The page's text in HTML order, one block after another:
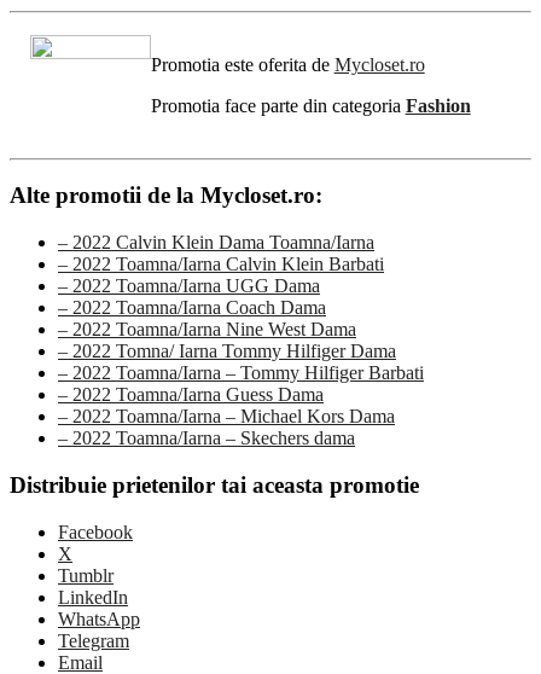
Promotia este oferita de Mycloset.ro
Promotia face parte din categoria Fashion
Alte promotii de la Mycloset.ro:
– 2022 Calvin Klein Dama Toamna/Iarna
– 2022 Toamna/Iarna Calvin Klein Barbati
– 2022 Toamna/Iarna UGG Dama
– 2022 Toamna/Iarna Coach Dama
– 2022 Toamna/Iarna Nine West Dama
– 2022 Tomna/ Iarna Tommy Hilfiger Dama
– 2022 Toamna/Iarna – Tommy Hilfiger Barbati
– 2022 Toamna/Iarna Guess Dama
– 2022 Toamna/Iarna – Michael Kors Dama
– 2022 Toamna/Iarna – Skechers dama
Distribuie prietenilor tai aceasta promotie
Facebook
X
Tumblr
LinkedIn
WhatsApp
Telegram
Email